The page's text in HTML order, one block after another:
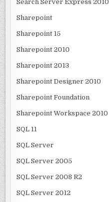
Search Server Express 2010
Sharepoint
Sharepoint 15
Sharepoint 2010
Sharepoint 2013
Sharepoint Designer 2010
Sharepoint Foundation
Sharepoint Workspace 2010
SQL 11
SQL Server
SQL Server 2005
SQL Server 2008 R2
SQL Server 2012